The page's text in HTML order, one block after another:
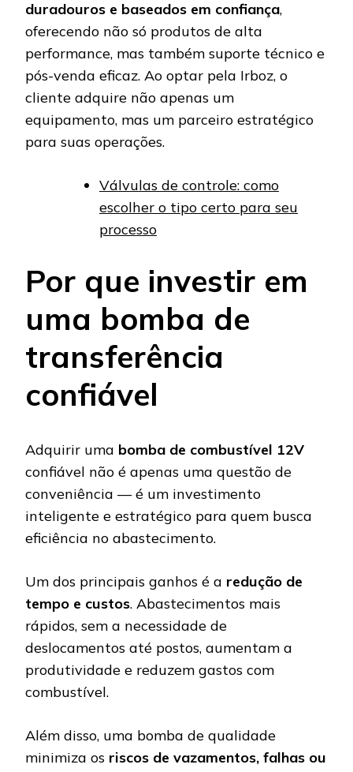
duradouros e baseados em confiança,
oferecendo não só produtos de alta
performance, mas também suporte técnico e
pós-venda eficaz. Ao optar pela Irboz, o
cliente adquire não apenas um
equipamento, mas um parceiro estratégico
para suas operações.
Válvulas de controle: como
escolher o tipo certo para seu
processo
Por que investir em
uma bomba de
transferência
confiável
Adquirir uma bomba de combustível 12V
confiável não é apenas uma questão de
conveniência — é um investimento
inteligente e estratégico para quem busca
eficiência no abastecimento.
Um dos principais ganhos é a redução de
tempo e custos. Abastecimentos mais
rápidos, sem a necessidade de
deslocamentos até postos, aumentam a
produtividade e reduzem gastos com
combustível.
Além disso, uma bomba de qualidade
minimiza os riscos de vazamentos, falhas ou